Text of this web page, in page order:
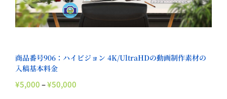
商品番号906：ハイビジョン 4K/UltraHDの動画制作素材の
入稿基本料金
¥5,000–¥50,000